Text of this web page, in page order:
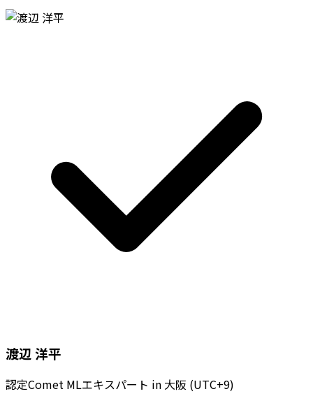
渡辺 洋平
認定Comet MLエキスパート in 大阪 (UTC+9)